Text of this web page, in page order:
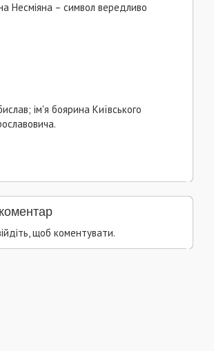
Несміяна – символ вередливо
ім'я боярина Київського
щоб коментувати.